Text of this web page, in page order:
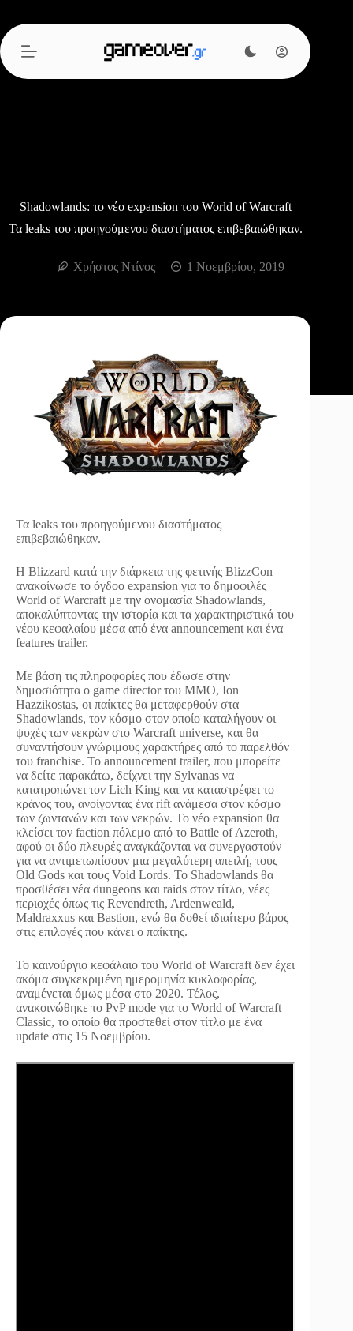
περιεχόμενο
Shadowlands: το νέο expansion του World of Warcraft
Τα leaks του προηγούμενου διαστήματος επιβεβαιώθηκαν.
Χρήστος Ντίνος 1 Νοεμβρίου, 2019
Τα leaks του προηγούμενου διαστήματος
επιβεβαιώθηκαν.
Η Blizzard κατά την διάρκεια της φετινής BlizzCon
ανακοίνωσε το όγδοο expansion για το δημοφιλές
World of Warcraft με την ονομασία Shadowlands,
αποκαλύπτοντας την ιστορία και τα χαρακτηριστικά του
νέου κεφαλαίου μέσα από ένα announcement και ένα
features trailer.
Με βάση τις πληροφορίες που έδωσε στην
δημοσιότητα ο game director του MMO, Ion
Hazzikostas, οι παίκτες θα μεταφερθούν στα
Shadowlands, τον κόσμο στον οποίο καταλήγουν οι
ψυχές των νεκρών στο Warcraft universe, και θα
συναντήσουν γνώριμους χαρακτήρες από το παρελθόν
του franchise. Το announcement trailer, που μπορείτε
να δείτε παρακάτω, δείχνει την Sylvanas να
κατατροπώνει τον Lich King και να καταστρέφει το
κράνος του, ανοίγοντας ένα rift ανάμεσα στον κόσμο
των ζωντανών και των νεκρών. To νέο expansion θα
κλείσει τον faction πόλεμο από το Battle of Azeroth,
αφού οι δύο πλευρές αναγκάζονται να συνεργαστούν
για να αντιμετωπίσουν μια μεγαλύτερη απειλή, τους
Old Gods και τους Void Lords. Το Shadowlands θα
προσθέσει νέα dungeons και raids στον τίτλο, νέες
περιοχές όπως τις Revendreth, Ardenweald,
Maldraxxus και Bastion, ενώ θα δοθεί ιδιαίτερο βάρος
στις επιλογές που κάνει ο παίκτης.
Το καινούργιο κεφάλαιο του World of Warcraft δεν έχει
ακόμα συγκεκριμένη ημερομηνία κυκλοφορίας,
αναμένεται όμως μέσα στο 2020. Τέλος,
ανακοινώθηκε το PvP mode για το World of Warcraft
Classic, το οποίο θα προστεθεί στον τίτλο με ένα
update στις 15 Νοεμβρίου.